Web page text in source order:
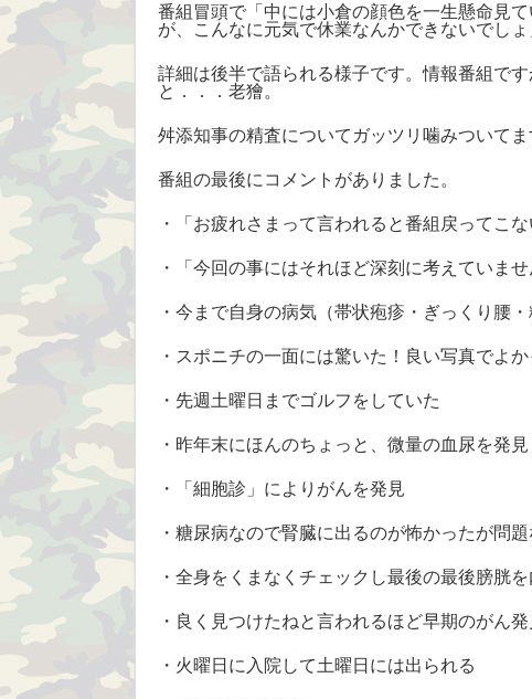
番組冒頭で「中には小倉の顔色を一生懸命見
が、こんなに元気で休業なんかできないでしょ
詳細は後半で語られる様子です。情報番組で
と．．．老獪。
舛添知事の精査についてガッツリ噛みついてま
番組の最後にコメントがありました。
・「お疲れさまって言われると番組戻ってこな
・「今回の事にはそれほど深刻に考えていませ
・今まで自身の病気（帯状疱疹・ぎっくり腰
・スポニチの一面には驚いた！良い写真でよか
・先週土曜日までゴルフをしていた
・昨年末にほんのちょっと、微量の血尿を発
・「細胞診」によりがんを発見
・糖尿病なので腎臓に出るのが怖かったが問題
・全身をくまなくチェックし最後の最後膀胱
・良く見つけたねと言われるほど早期のがん発
・火曜日に入院して土曜日には出られる